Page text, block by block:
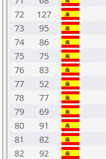
72
127
73
95
74
86
75
75
76
83
77
52
78
77
79
69
80
91
81
82
82
92